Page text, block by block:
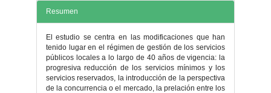
Resumen
El estudio se centra en las modificaciones que han
tenido lugar en el régimen de gestión de los servicios
públicos locales a lo largo de 40 años de vigencia: la
progresiva reducción de los servicios mínimos y los
servicios reservados, la introducción de la perspectiva
de la concurrencia o el mercado, la prelación entre los